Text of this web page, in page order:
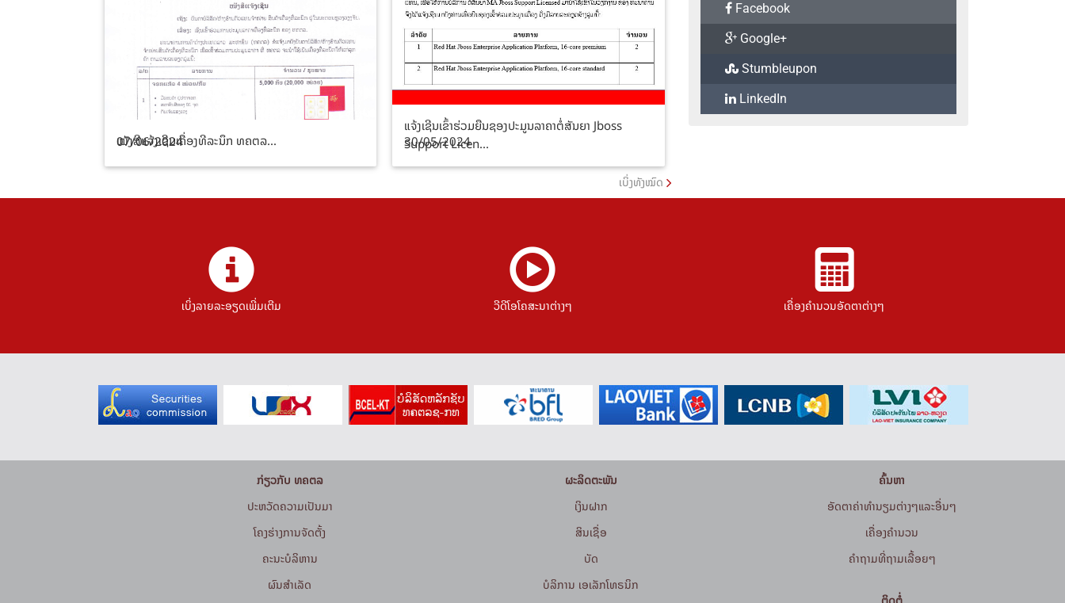
ໝັງສີແຈ້ງເຊີນເຄື່ອງທີລະນຶກ ທຄຕລ...
07/06/2024
ແຈ້ງເຊີນເຂົ້າຮ່ວມຍືນຊອງປະມູນລາຄາຕໍ່ສັນຍາ Jboss
Support Licen...
30/05/2024
ເບິ່ງທັງໝົດ
Facebook
Google+
Stumbleupon
LinkedIn
ເບິ່ງລາຍລະອຽດເພີ່ມເຕີມ ວີດີໂອໂຄສະນາຕ່າງໆ ເຄື່ອງຄຳນວນອັດຕາຕ່າງໆ
ກ່ຽວກັບ ທຄຕລ
ປະຫວັດຄວາມເປັນມາ
ໂຄງຮ່າງການຈັດຕັ້ງ
ຄະນະບໍລິຫານ
ຜົນສຳເລັດ
ຜະລິດຕະພັນ
ເງິນຝາກ
ສິນເຊື່ອ
ບັດ
ບໍລິການ ເອເລັກໂທຣນິກ
ຄົ້ນຫາ
ອັດຕາຄ່າທຳນຽມຕ່າງໆແລະອື່ນໆ
ເຄື່ອງຄຳນວນ
ຄໍາຖາມທີ່ຖາມເລື້ອຍໆ